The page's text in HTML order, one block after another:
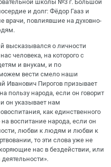
школы №3 г. Большой
и долг: Фёдор Гааз и
врачи, повлиявшие на духовно-
высказывался о личности
человека, на которого с
и внукам, и по
можем вести смело наши
Иванович Пирогов призывает
пользу народа, если он говорит
он указывает нам
как единственного
на воспитание народа, если он
любви к людям и любви к
то эти слова уже не
нас в бездействии, или